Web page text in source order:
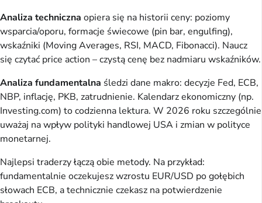
Analiza techniczna opiera się na historii ceny: poziomy
wsparcia/oporu, formacje świecowe (pin bar, engulfing),
wskaźniki (Moving Averages, RSI, MACD, Fibonacci). Naucz
się czytać price action – czystą cenę bez nadmiaru wskaźników.
Analiza fundamentalna śledzi dane makro: decyzje Fed, ECB,
NBP, inflację, PKB, zatrudnienie. Kalendarz ekonomiczny (np.
Investing.com) to codzienna lektura. W 2026 roku szczególnie
uważaj na wpływ polityki handlowej USA i zmian w polityce
monetarnej.
Najlepsi traderzy łączą obie metody. Na przykład:
fundamentalnie oczekujesz wzrostu EUR/USD po gołębich
słowach ECB, a technicznie czekasz na potwierdzenie